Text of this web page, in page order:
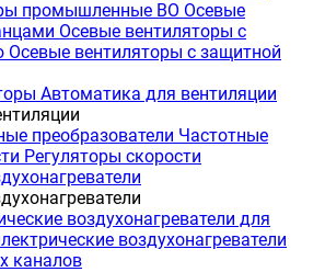
промышленные ВО Осевые
Осевые вентиляторы с
Осевые вентиляторы с защитной
Автоматика для вентиляции
преобразователи Частотные
Регуляторы скорости
воздухонагреватели для
воздухонагреватели
каналов